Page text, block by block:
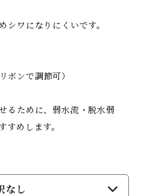
シワになりにくいです。
ボンで調節可）
るために、弱水流・脱水弱
すめします。
なし